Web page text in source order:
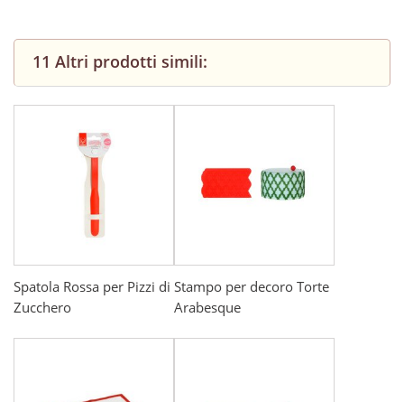
11 Altri prodotti simili:
Spatola Rossa per Pizzi di
Zucchero
Stampo per decoro Torte
Arabesque